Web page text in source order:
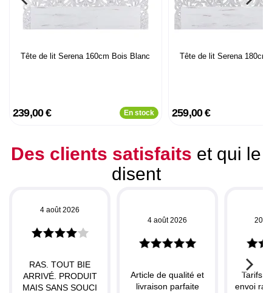
Tête de lit Serena 160cm Bois Blanc
239,00 € En stock
Tête de lit Serena 180cm
259,00 €
Des clients satisfaits et qui le
disent
4 août 2026
RAS. TOUT BIE
ARRIVÉ. PRODUIT
MAIS SANS SOUCI
4 août 2026
Article de qualité et
livraison parfaite
20
Tarifs
envoi